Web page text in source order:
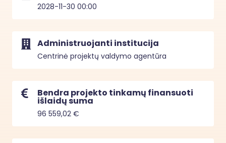
2028-11-30 00:00
Administruojanti institucija
Centrinė projektų valdymo agentūra
Bendra projekto tinkamų finansuoti
išlaidų suma
96 559,02 €